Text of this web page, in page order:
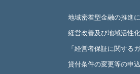
地域密着型金融の推進
経営改善及び地域活性
「経営者保証に関する
貸付条件の変更等の申